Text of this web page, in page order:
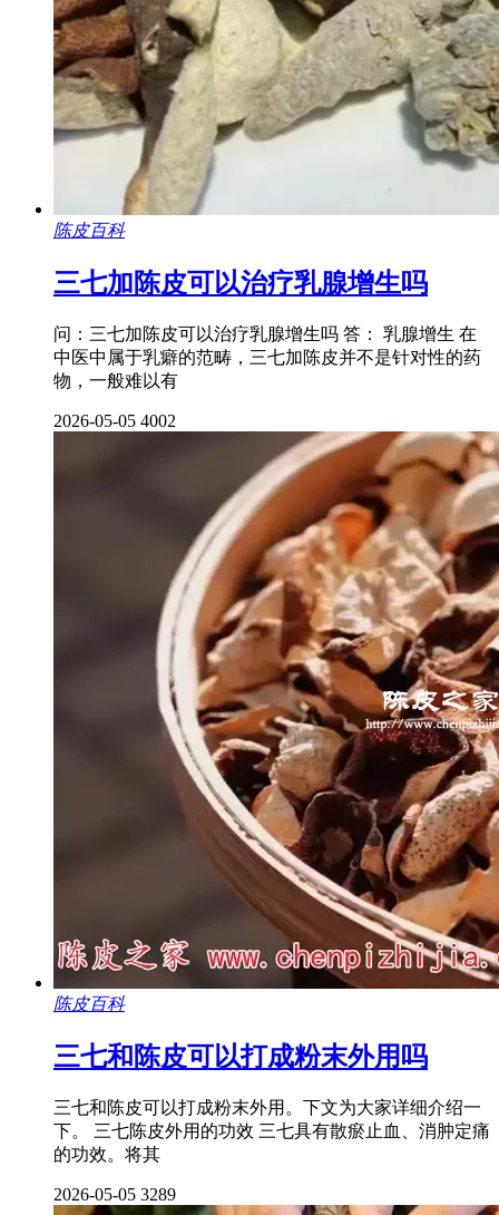
陈皮百科
三七加陈皮可以治疗乳腺增生吗
问：三七加陈皮可以治疗乳腺增生吗 答： 乳腺增生 在
中医中属于乳癖的范畴，三七加陈皮并不是针对性的药
物，一般难以有
2026-05-05 4002
陈皮百科
三七和陈皮可以打成粉末外用吗
三七和陈皮可以打成粉末外用。下文为大家详细介绍一
下。 三七陈皮外用的功效 三七具有散瘀止血、消肿定痛
的功效。将其
2026-05-05 3289